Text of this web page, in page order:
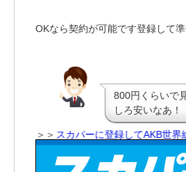
OKなら契約が可能です登録して準
800円くらいで
しろ安いなあ！
＞＞スカパーに登録してAKB世